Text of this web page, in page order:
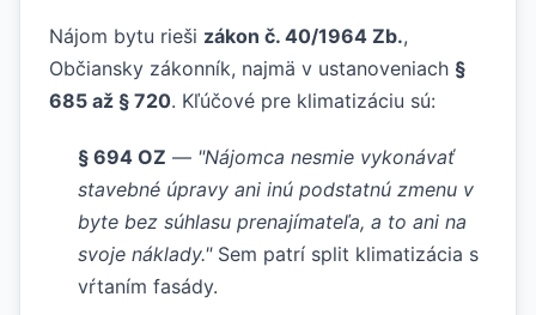
Nájom bytu rieši zákon č. 40/1964 Zb.,
Občiansky zákonník, najmä v ustanoveniach §
685 až § 720. Kľúčové pre klimatizáciu sú:
§ 694 OZ — "Nájomca nesmie vykonávať
stavebné úpravy ani inú podstatnú zmenu v
byte bez súhlasu prenajímateľa, a to ani na
svoje náklady."Sem patrí split klimatizácia s
vŕtaním fasády.